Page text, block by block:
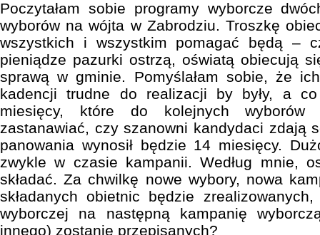
Poczytałam sobie programy wyborcze
wyborów na wójta w Zabrodziu. Troszkę
wszystkich i wszystkim pomagać będą –
pieniądze pazurki ostrzą, oświatą obiecują
sprawą w gminie. Pomyślałam sobie, że
kadencji trudne do realizacji by były, a
miesięcy, które do kolejnych wyborów
zastanawiać, czy szanowni kandydaci zdają
panowania wynosił będzie 14 miesięcy.
zwykle w czasie kampanii. Według mnie,
składać. Za chwilkę nowe wybory, nowa
składanych obietnic będzie
wyborczej na następną kampanię
innego) zostanie przepisanych?